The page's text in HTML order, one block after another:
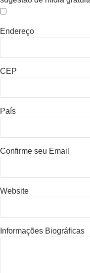
Endereço
CEP
País
Confirme seu Email
Website
Informações Biográficas